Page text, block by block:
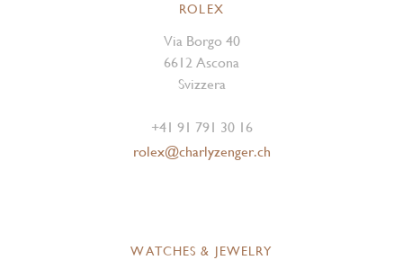
ROLEX
Via Borgo 40
6612 Ascona
Svizzera
+41 91 791 30 16
rolex@charlyzenger.ch
WATCHES & JEWELRY